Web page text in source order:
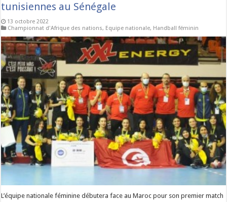
tunisiennes au Sénégale
13 octobre 2022
Championnat d'Afrique des nations, Equipe nationale, Handball féminin
L’équipe nationale féminine débutera face au Maroc pour son premier match